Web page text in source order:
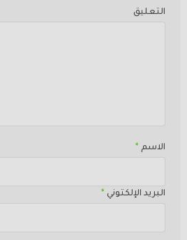
التعليق
الاسم *
البريد الإلكتوني *